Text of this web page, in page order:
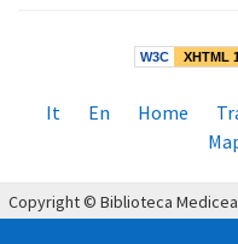
W3C XHTML
Menù
It En Home
Copyright © Biblioteca Medicea